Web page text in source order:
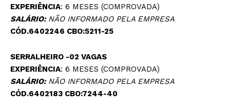
EXPERIÊNCIA: 6 MESES (COMPROVADA)
SALÁRIO: NÃO INFORMADO PELA EMPRESA
CÓD.6402246 CBO:5211-25
SERRALHEIRO -02 VAGAS
EXPERIÊNCIA: 6 MESES (COMPROVADA)
SALÁRIO: NÃO INFORMADO PELA EMPRESA
CÓD.6402183 CBO:7244-40